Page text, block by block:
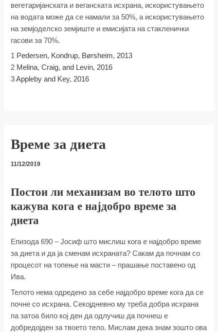
вегетаријанската и веганската исхрана, искористувањето
на водата може да се намали за 50%, а искористувањето
на земјоделско земјиште и емисијата на стакленички
гасови за 70%.
1 Pedersen, Kondrup, Børsheim, 2013
2 Melina, Craig, and Levin, 2016
3Appleby and Key, 2016
Време за диета
11/12/2019
Постои ли механизам во телото што
кажува кога е најдобро време за
диета
Епизода 690 – Јосиф што мислиш кога е најдобро време
за диета и да ја сменам исхраната? Сакам да почнам со
процесот на топење на масти – прашање поставено од
Ива.
Телото нема одредено за себе најдобро време кога да се
почне со исхрана. Секојдневно му треба добра исхрана
па затоа било кој ден да одлучиш да почнеш е
добредојден за твоето тело. Мислам дека знам зошто ова